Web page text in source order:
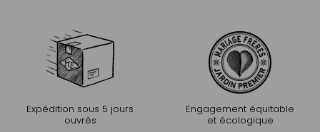
Expédition sous 5 jours
ouvrés
Engagement équitable
et écologique